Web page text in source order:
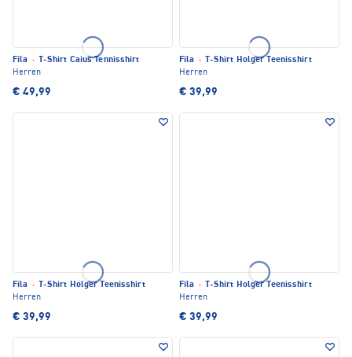
Fila ·
T-Shirt Caius Tennisshirt
Herren
€ 49,99
Fila ·
T-Shirt Holger Teenisshirt
Herren
€ 39,99
Fila ·
T-Shirt Holger Teenisshirt
Herren
€ 39,99
Fila ·
T-Shirt Holger Teenisshirt
Herren
€ 39,99